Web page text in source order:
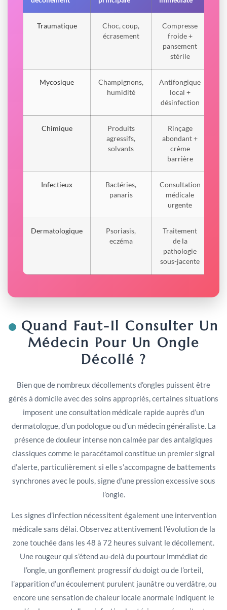
Traumatique
Choc, coup,
écrasement
Compresse
froide +
pansement
stérile
Mycosique
Champignons,
humidité
Antifongique
local +
désinfection
Chimique
Produits
agressifs,
solvants
Rinçage
abondant +
crème
barrière
Infectieux
Bactéries,
panaris
Consultation
médicale
urgente
Dermatologique
Psoriasis,
eczéma
Traitement
de la
pathologie
sous-jacente
Quand Faut-Il Consulter Un
Médecin Pour Un Ongle
Décollé ?
Bien que de nombreux décollements d’ongles puissent être
gérés à domicile avec des soins appropriés, certaines situations
imposent une consultation médicale rapide auprès d’un
dermatologue, d’un podologue ou d’un médecin généraliste. La
présence de douleur intense non calmée par des antalgiques
classiques comme le paracétamol constitue un premier signal
d’alerte, particulièrement si elle s’accompagne de battements
synchrones avec le pouls, signe d’une pression excessive sous
l’ongle.
Les signes d’infection nécessitent également une intervention
médicale sans délai. Observez attentivement l’évolution de la
zone touchée dans les 48 à 72 heures suivant le décollement.
Une rougeur qui s’étend au-delà du pourtour immédiat de
l’ongle, un gonflement progressif du doigt ou de l’orteil,
l’apparition d’un écoulement purulent jaunâtre ou verdâtre, ou
encore une sensation de chaleur locale anormale indiquent le